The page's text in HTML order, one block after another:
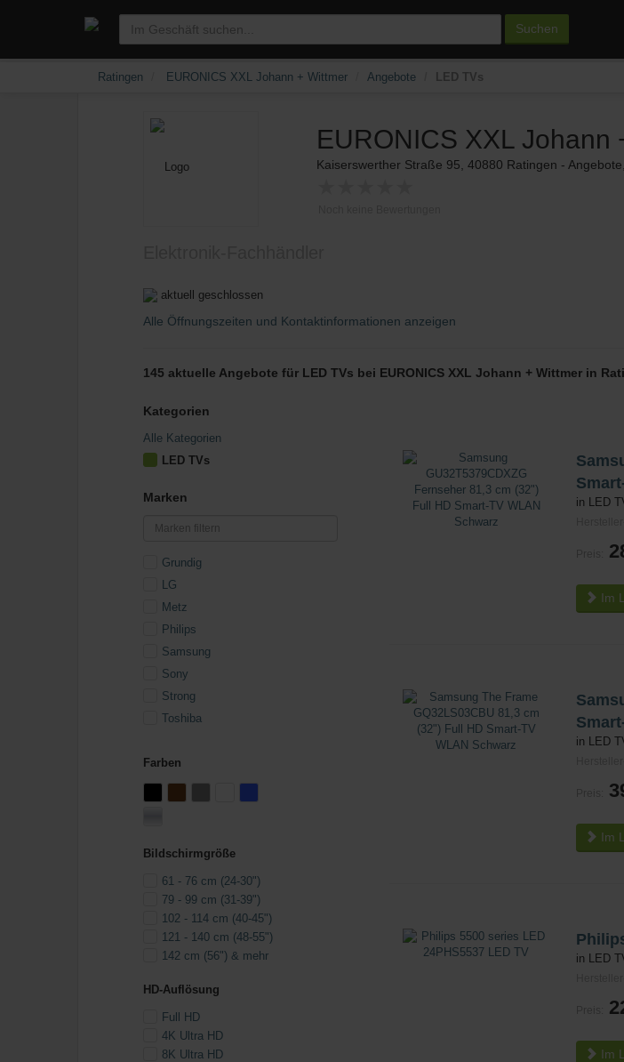
Suchen
Ratingen EURONICS XXL Johann + Wittmer Angebote LED TVs
EURONICS XXL Johann
Kaiserswerther Straße 95, 40880 Ratingen -
aktuell geschlossen
Alle Öffnungszeiten und Kontaktinformationen anzeigen
145 aktuelle Angebote für LED TVs bei EURONICS XXL Johann + Wittmer in
Kategorien
Alle Kategorien
LED TVs
Marken
Grundig
LG
Metz
Philips
Samsung
Sony
Strong
Toshiba
Farben
Bildschirmgröße
61 - 76 cm (24-30")
79 - 99 cm (31-39")
102 - 114 cm (40-45")
121 - 140 cm (48-55")
142 cm (56") & mehr
HD-Auflösung
Full HD
4K Ultra HD
8K Ultra HD
in LED
Im
in LED
Im
in LED
Im